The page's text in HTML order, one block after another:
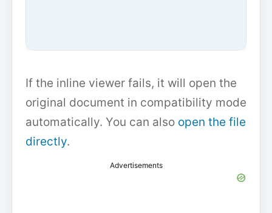
If the inline viewer fails, it will open the
original document in compatibility mode
automatically. You can also open the file
directly.
Advertisements